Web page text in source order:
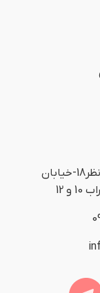
آدرس : مشهد-بزرگراه بابانظر-بابانظر18-خیابان
12